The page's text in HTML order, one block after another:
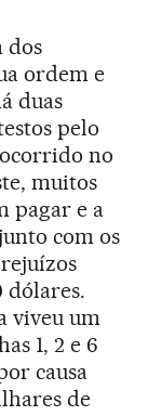
dos
ordem e
duas
pelo
no
muitos
pagar e a
com os
dólares.
viveu um
1, 2 e 6
causa
de